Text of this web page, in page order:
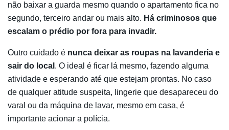
não baixar a guarda mesmo quando o apartamento fica no
segundo, terceiro andar ou mais alto. Há criminosos que
escalam o prédio por fora para invadir.
Outro cuidado é nunca deixar as roupas na lavanderia e
sair do local . O ideal é ficar lá mesmo, fazendo alguma
atividade e esperando até que estejam prontas. No caso
de qualquer atitude suspeita, lingerie que desapareceu do
varal ou da máquina de lavar, mesmo em casa, é
importante acionar a polícia.